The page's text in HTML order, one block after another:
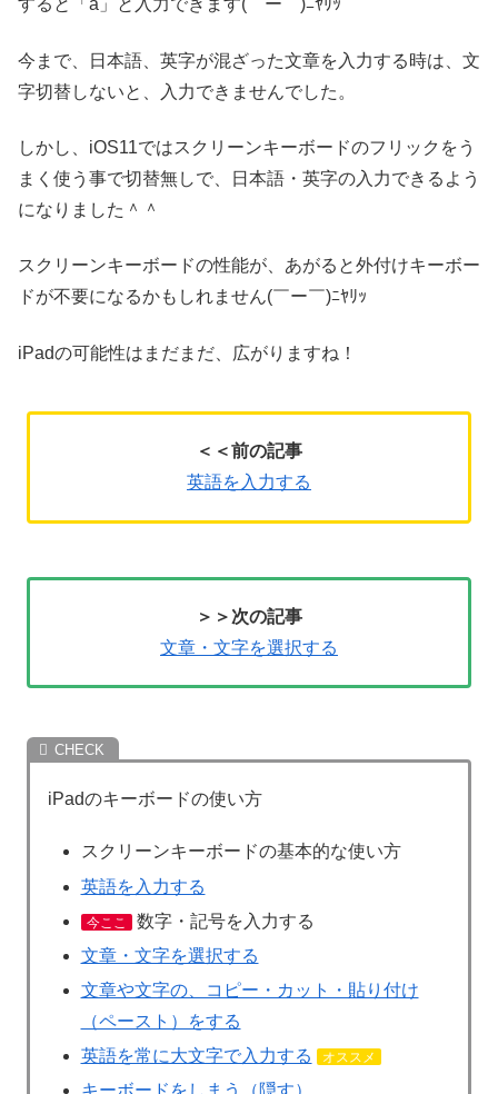
すると「a」と入力できます(￣ー￣)ﾆﾔﾘｯ
今まで、日本語、英字が混ざった文章を入力する時は、文
字切替しないと、入力できませんでした。
しかし、iOS11ではスクリーンキーボードのフリックをう
まく使う事で切替無しで、日本語・英字の入力できるよう
になりました＾＾
スクリーンキーボードの性能が、あがると外付けキーボー
ドが不要になるかもしれません(￣ー￣)ﾆﾔﾘｯ
iPadの可能性はまだまだ、広がりますね！
＜＜前の記事
英語を入力する
＞＞次の記事
文章・文字を選択する
iPadのキーボードの使い方
スクリーンキーボードの基本的な使い方
英語を入力する
今ここ 数字・記号を入力する
文章・文字を選択する
文章や文字の、コピー・カット・貼り付け
（ペースト）をする
英語を常に大文字で入力する
オススメ